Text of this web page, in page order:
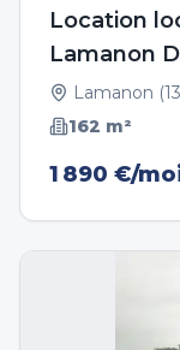
Location
Lamanon
Lamanon (
162 m²
1 890 €/